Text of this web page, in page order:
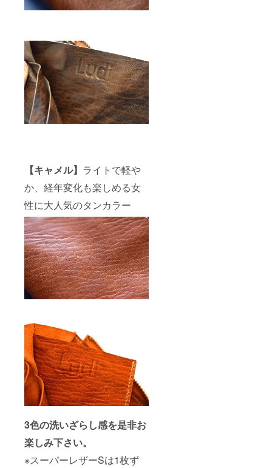
【キャメル】 ライトで軽や
か、経年変化も楽しめる女
性に大人気のタンカラー
3色の洗いざらし感を是非お
楽しみ下さい。
※スーパーレザーSは1枚ず